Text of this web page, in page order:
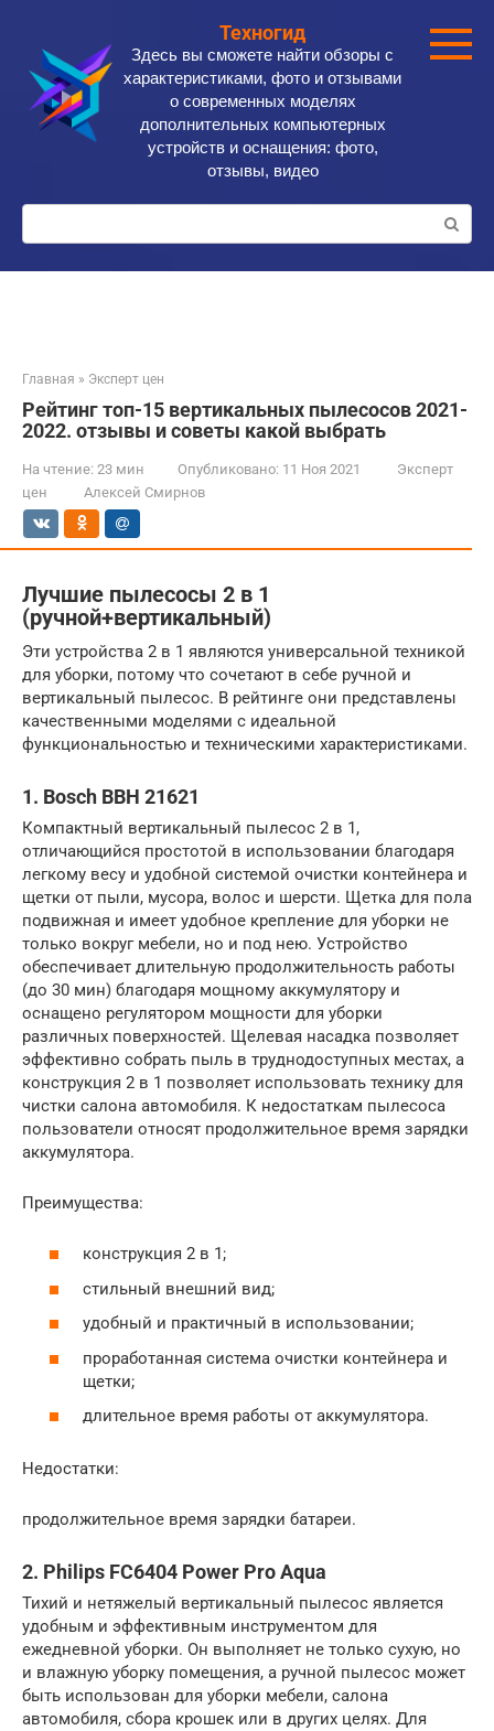
контенту
Техногид
Здесь вы сможете найти обзоры с
характеристиками, фото и отзывами
о современных моделях
дополнительных компьютерных
устройств и оснащения: фото,
отзывы, видео
Поиск:
Главная » Эксперт цен
Рейтинг топ-15 вертикальных пылесосов 2021-
2022. отзывы и советы какой выбрать
На чтение: 23 мин Опубликовано: 11 Ноя 2021
Эксперт
цен
Алексей Смирнов
Лучшие пылесосы 2 в 1
(ручной+вертикальный)
Эти устройства 2 в 1 являются универсальной техникой
для уборки, потому что сочетают в себе ручной и
вертикальный пылесос. В рейтинге они представлены
качественными моделями с идеальной
функциональностью и техническими характеристиками.
1. Bosch BBH 21621
Компактный вертикальный пылесос 2 в 1,
отличающийся простотой в использовании благодаря
легкому весу и удобной системой очистки контейнера и
щетки от пыли, мусора, волос и шерсти. Щетка для пола
подвижная и имеет удобное крепление для уборки не
только вокруг мебели, но и под нею. Устройство
обеспечивает длительную продолжительность работы
(до 30 мин) благодаря мощному аккумулятору и
оснащено регулятором мощности для уборки
различных поверхностей. Щелевая насадка позволяет
эффективно собрать пыль в труднодоступных местах, а
конструкция 2 в 1 позволяет использовать технику для
чистки салона автомобиля. К недостаткам пылесоса
пользователи относят продолжительное время зарядки
аккумулятора.
Преимущества:
конструкция 2 в 1;
стильный внешний вид;
удобный и практичный в использовании;
проработанная система очистки контейнера и
щетки;
длительное время работы от аккумулятора.
Недостатки:
продолжительное время зарядки батареи.
2. Philips FC6404 Power Pro Aqua
Тихий и нетяжелый вертикальный пылесос является
удобным и эффективным инструментом для
ежедневной уборки. Он выполняет не только сухую, но
и влажную уборку помещения, а ручной пылесос может
быть использован для уборки мебели, салона
автомобиля, сбора крошек или в других целях. Для